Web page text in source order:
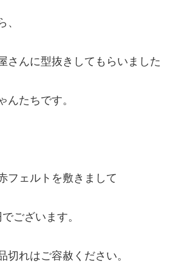
さんに型抜きしてもらいました
んたちです。
フェルトを敷きまして
ございます。
切れはご容赦ください。